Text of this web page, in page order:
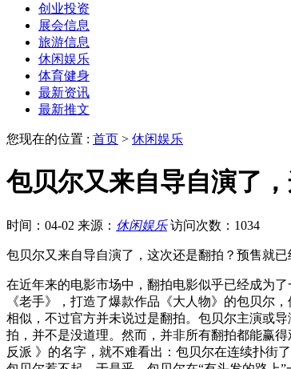
创业投资
展会信息
旅游信息
休闲娱乐
体育健身
最新资讯
最新推文
您现在的位置 : 首页 > 休闲娱乐
包贝尔又来自导自演了
时间：04-02 来源： 休闲娱乐 访问次数：1034
包贝尔又来自导自演了，这次还是翻拍？预售就
在近年来的电影市场中，翻拍电影似乎已经成为
《老手》，打造了爆款作品《大人物》的包贝尔
相似，不过官方并未说过是翻拍。包贝尔主演或
拍，并不是没道理。然而，并非所有翻拍都能赢
反派 》的名字，就不难看出：包贝尔在连续扑街